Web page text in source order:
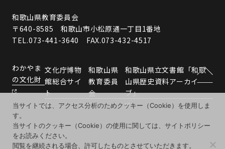
和歌山県教育委員会
〒640-8585 和歌山市小松原通一丁目1番地
TEL.073-441-3640 FAX.073-432-4517
わかやま
の文化財
文化庁博物
館総合サイ
ト
和歌山県
教育委員
会
和歌山県立文書館「和歌
山県歴史資料アーカイ
ブ」
当サイトでは、アクセス分析のためクッキー（Cookie）を使用しま
す。
当サイトのクッキー（Cookie）の使用に関しては、サイトポリシー
をお読みください。
閲覧を継続される場合、許可したものとさせていただきます。